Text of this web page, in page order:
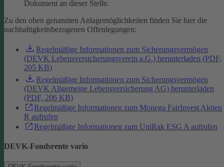
Dokument an dieser Stelle.
Zu den oben genannten Anlagemöglichkeiten finden Sie hier die
nachhaltigkeitsbezogenen Offenlegungen:
Regelmäßige Informationen zum Sicherungsvermögen
(DEVK Lebensversicherungsverein a.G.) herunterladen (PDF,
205 KB)
Regelmäßige Informationen zum Sicherungsvermögen
(DEVK Allgemeine Lebensversicherung AG) herunterladen
(PDF, 206 KB)
Regelmäßige Informationen zum Monega FairInvest Aktien
R aufrufen
Regelmäßige Informationen zum UniRak ESG A aufrufen
DEVK-Fondsrente vario